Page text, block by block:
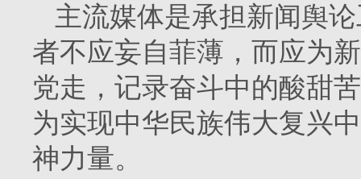
主流媒体是承担新闻舆
者不应妄自菲薄，而应为
党走，记录奋斗中的酸甜
为实现中华民族伟大复兴
神力量。